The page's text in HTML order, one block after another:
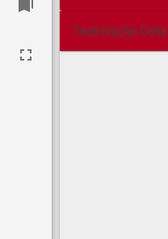
Technische